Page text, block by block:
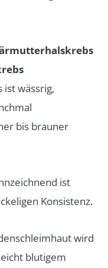
ist wässrig,
bis brauner
ist
Konsistenz.
wird
blutigem